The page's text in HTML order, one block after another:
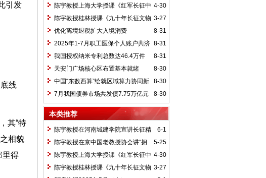
引发
线
其“特
相貌
里得
抱中华新文明”
4-30
陈宇教授上海大学授课《红军长征中
的黄埔师生》
3-27
陈宇教授桂林授课《九十年长征文物
鉴赏》
8-31
优化离境退税扩大入境消费
8-31
2025年1-7月职工医保个人账户共济
2.31亿人次 共济金额304.57亿元
8-31
我国授权纳米专利总数达46.4万件
8-30
天安门广场核心区布置基本就绪
8-30
中国“东数西算”绘就区域算力协同新
图景
8-30
7月我国债券市场共发债7.75万亿元
本类推荐
6-1
陈宇教授在河南城建学院宣讲长征精
神及红25军长征史
5-25
陈宇教授在京中国老教授协会讲“拥
抱中华新文明”
4-30
陈宇教授上海大学授课《红军长征中
的黄埔师生》
3-27
陈宇教授桂林授课《九十年长征文物